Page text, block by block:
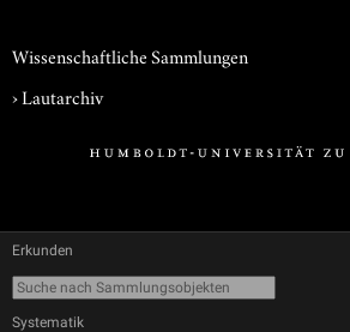
Wissenschaftliche Sammlungen
›Lautarchiv
Erkunden
Systematik